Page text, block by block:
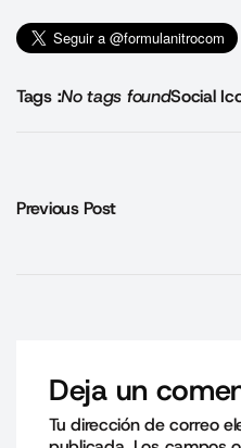
Tags :No tags foundSocial
Previous Post
Deja un
Tu dirección de correo